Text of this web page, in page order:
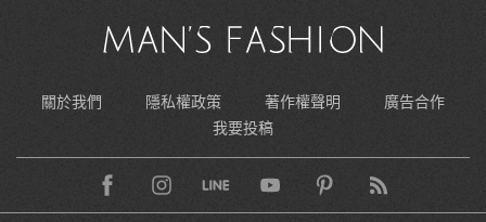
關於我們 隱私權政策 著作權聲明
廣告合作
我要投稿